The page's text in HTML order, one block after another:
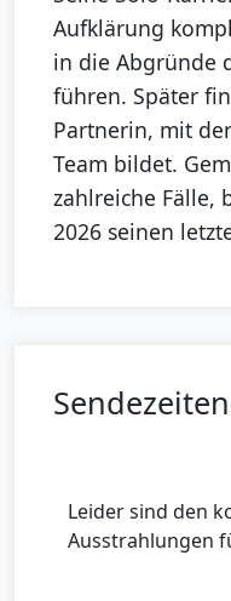
Aufklärung
in die Abgründe
führen. Später
Partnerin, mit
Team bildet.
zahlreiche Fälle,
2026 seinen
Sendezeiten
Leider sind den
Ausstrahlungen